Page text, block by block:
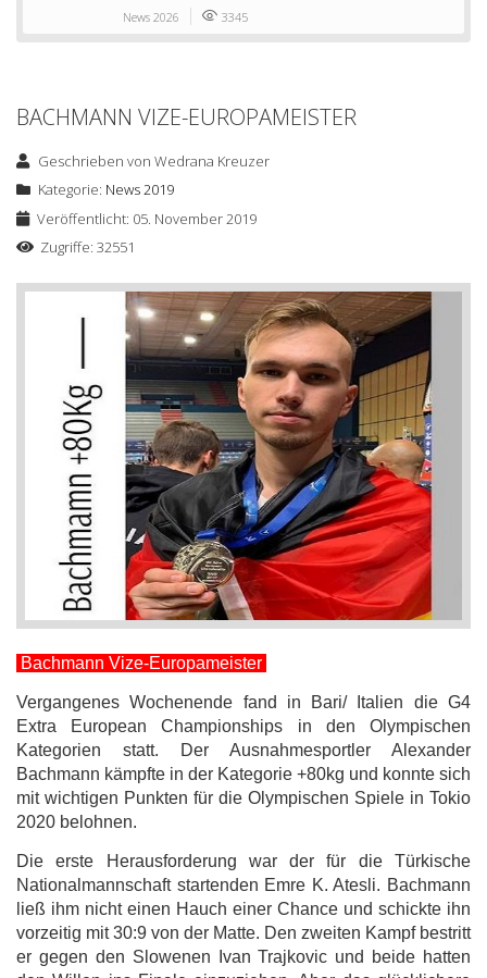
News 2026 3345
BACHMANN VIZE-EUROPAMEISTER
Geschrieben vonWedrana Kreuzer
Kategorie: News 2019
Veröffentlicht: 05. November 2019
Zugriffe: 32551
Bachmann Vize-Europameister
Vergangenes Wochenende fand in Bari/ Italien die G4
Extra European Championships in den Olympischen
Kategorien statt. Der Ausnahmesportler Alexander
Bachmann kämpfte in der Kategorie +80kg und konnte sich
mit wichtigen Punkten für die Olympischen Spiele in Tokio
2020 belohnen.
Die erste Herausforderung war der für die Türkische
Nationalmannschaft startenden Emre K. Atesli. Bachmann
ließ ihm nicht einen Hauch einer Chance und schickte ihn
vorzeitig mit 30:9 von der Matte. Den zweiten Kampf bestritt
er gegen den Slowenen Ivan Trajkovic und beide hatten